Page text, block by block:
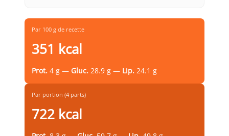
Par 100 g de recette
351 kcal
Prot. 4 g — Gluc. 28.9 g — Lip. 24.1 g
Par portion (4 parts)
722 kcal